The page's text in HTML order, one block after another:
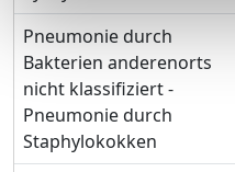
Pneumonie durch
Bakterien anderenorts
nicht klassifiziert -
Pneumonie durch
Staphylokokken